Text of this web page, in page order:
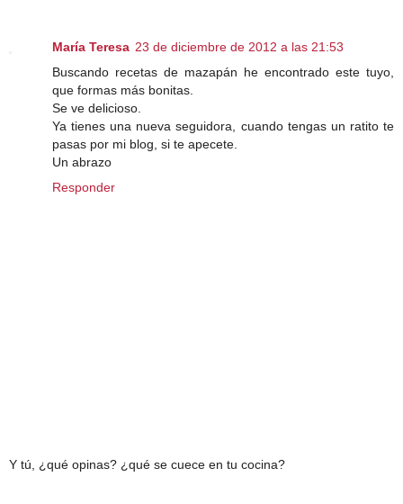
María Teresa 23 de diciembre de 2012 a las 21:53
Buscando recetas de mazapán he encontrado este tuyo,
que formas más bonitas.
Se ve delicioso.
Ya tienes una nueva seguidora, cuando tengas un ratito te
pasas por mi blog, si te apecete.
Un abrazo
Responder
Y tú, ¿qué opinas? ¿qué se cuece en tu cocina?